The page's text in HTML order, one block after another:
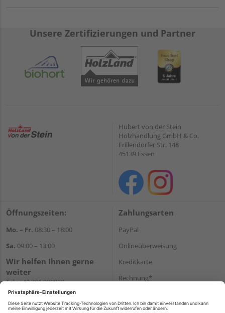
Unsere Zertifizierungen und Partner
Hubert von der Stein
Holzhandlung GmbH & Co.
Frillendorfer Str. 148
45139 Essen
Öffnungszeiten:
Mo. – Fr. 08:30 – 18:00
Sa. 09:00 – 13:00
Wir helfen Ihnen gerne
weiter
Tel.:+49 201 898020
E-Mail:shop@vonderstein.de
Zahlungsarten
PayPal
Onlineüberweisung
Kreditkarte
Rechnung*
Versand